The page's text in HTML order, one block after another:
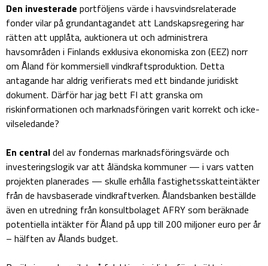
Den investerade portföljens värde i havsvindsrelaterade
fonder vilar på grundantagandet att Landskapsregering har
rätten att upplåta, auktionera ut och administrera
havsområden i Finlands exklusiva ekonomiska zon (EEZ) norr
om Åland för kommersiell vindkraftsproduktion. Detta
antagande har aldrig verifierats med ett bindande juridiskt
dokument. Därför har jag bett FI att granska om
riskinformationen och marknadsföringen varit korrekt och icke-
vilseledande?
En centraldel av fondernas marknadsföringsvärde och
investeringslogik var att åländska kommuner — i vars vatten
projekten planerades — skulle erhålla fastighetsskatteintäkter
från de havsbaserade vindkraftverken. Ålandsbanken beställde
även en utredning från konsultbolaget AFRY som beräknade
potentiella intäkter för Åland på upp till 200 miljoner euro per år
– hälften av Ålands budget.